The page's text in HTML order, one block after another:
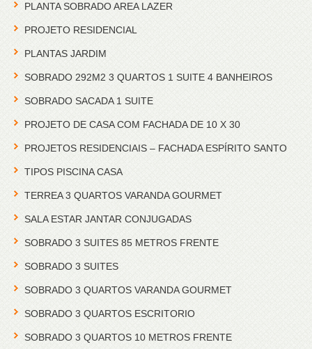
PLANTA SOBRADO AREA LAZER
PROJETO RESIDENCIAL
PLANTAS JARDIM
SOBRADO 292M2 3 QUARTOS 1 SUITE 4 BANHEIROS
SOBRADO SACADA 1 SUITE
PROJETO DE CASA COM FACHADA DE 10 X 30
PROJETOS RESIDENCIAIS – FACHADA ESPÍRITO SANTO
TIPOS PISCINA CASA
TERREA 3 QUARTOS VARANDA GOURMET
SALA ESTAR JANTAR CONJUGADAS
SOBRADO 3 SUITES 85 METROS FRENTE
SOBRADO 3 SUITES
SOBRADO 3 QUARTOS VARANDA GOURMET
SOBRADO 3 QUARTOS ESCRITORIO
SOBRADO 3 QUARTOS 10 METROS FRENTE